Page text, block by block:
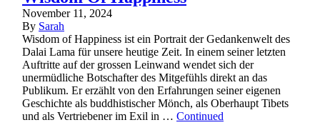
November 11, 2024
By Sarah
Wisdom of Happiness ist ein Portrait der Gedankenwelt des
Dalai Lama für unsere heutige Zeit. In einem seiner letzten
Auftritte auf der grossen Leinwand wendet sich der
unermüdliche Botschafter des Mitgefühls direkt an das
Publikum. Er erzählt von den Erfahrungen seiner eigenen
Geschichte als buddhistischer Mönch, als Oberhaupt Tibets
und als Vertriebener im Exil in … Continued